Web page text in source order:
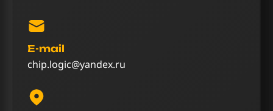
E-mail
chip.logic@yandex.ru